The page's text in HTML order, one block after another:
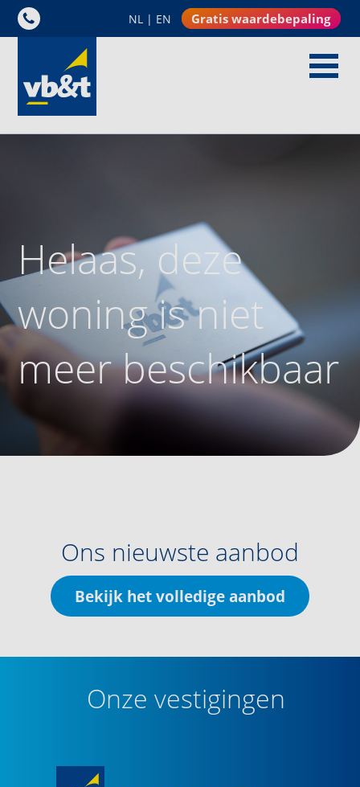
NL | EN Gratis waardebepaling
Helaas, deze
woning is niet
meer beschikbaar
Ons nieuwste aanbod
Bekijk het volledige aanbod
Onze vestigingen